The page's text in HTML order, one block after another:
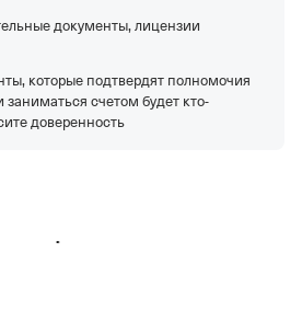
документы, лицензии
которые подтвердят полномочия
заниматься счетом будет кто-
доверенность